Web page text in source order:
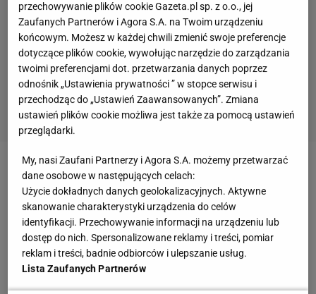
Zobacz wideoLewandowski schodzi ze sceny.
Santos szuka następcy
Lech Poznań zagra w 1/8 finału Ligi Konferencji
Europy. Rywalem Djurgardens
przechowywanie plików cookie Gazeta.pl sp. z o.o., jej
Zaufanych Partnerów i Agora S.A. na Twoim urządzeniu
końcowym. Możesz w każdej chwili zmienić swoje preferencje
dotyczące plików cookie, wywołując narzędzie do zarządzania
twoimi preferencjami dot. przetwarzania danych poprzez
odnośnik „Ustawienia prywatności ” w stopce serwisu i
przechodząc do „Ustawień Zaawansowanych”. Zmiana
ustawień plików cookie możliwa jest także za pomocą ustawień
przeglądarki.
My, nasi Zaufani Partnerzy i Agora S.A. możemy przetwarzać
dane osobowe w następujących celach:
Użycie dokładnych danych geolokalizacyjnych. Aktywne
skanowanie charakterystyki urządzenia do celów
identyfikacji. Przechowywanie informacji na urządzeniu lub
dostęp do nich. Spersonalizowane reklamy i treści, pomiar
reklam i treści, badnie odbiorców i ulepszanie usług.
Lista Zaufanych Partnerów